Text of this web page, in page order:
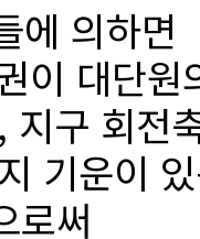
에 의하면
이 대단
지구 회전
기운이
로써